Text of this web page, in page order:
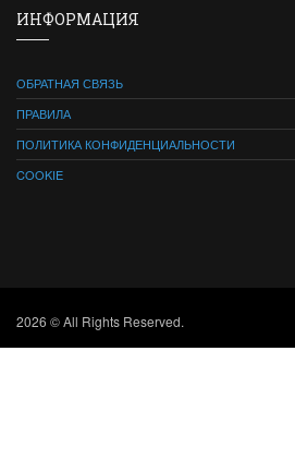
ИНФОРМАЦИЯ
ОБРАТНАЯ СВЯЗЬ
ПРАВИЛА
ПОЛИТИКА КОНФИДЕНЦИАЛЬНОСТИ
COOKIE
2026 © All Rights Reserved.